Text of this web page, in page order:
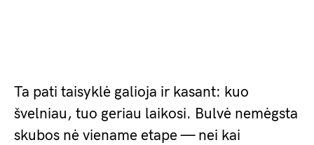
Ta pati taisyklė galioja ir kasant: kuo
švelniau, tuo geriau laikosi. Bulvė nemėgsta
skubos nė viename etape — nei kai